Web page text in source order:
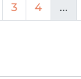
3 4 ...